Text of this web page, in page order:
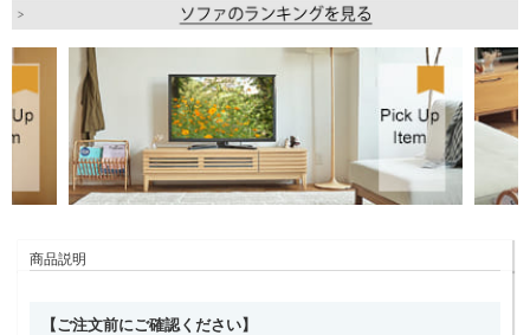
商品説明
【ご注文前にご確認ください】